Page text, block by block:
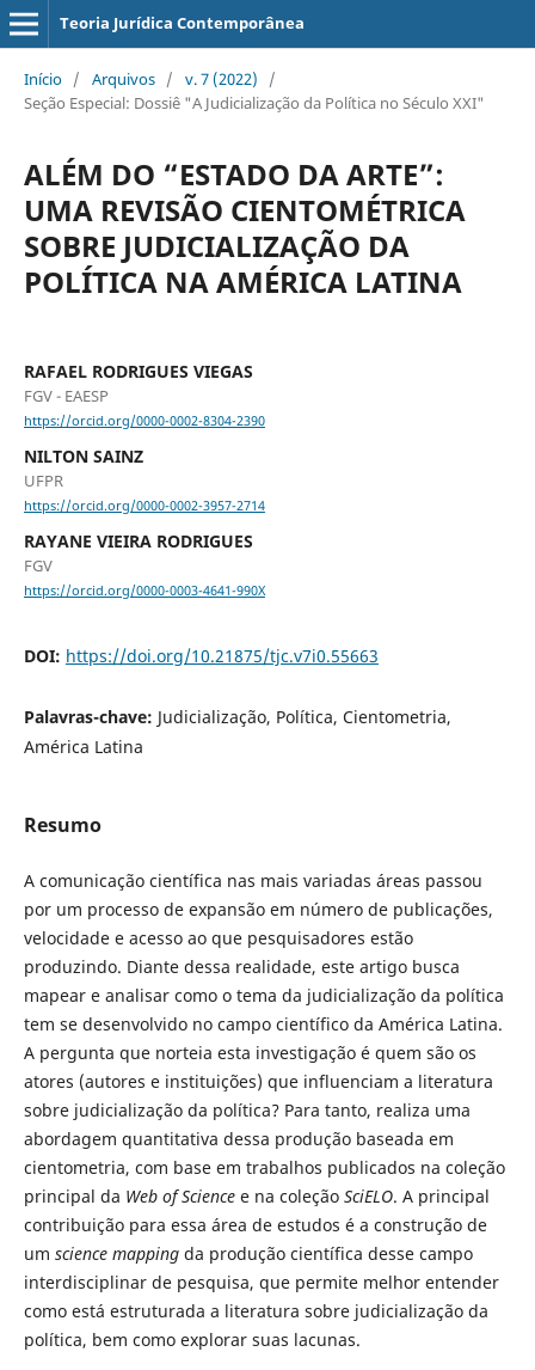
Teoria Jurídica Contemporânea
Início / Arquivos / v. 7 (2022)
/
Seção Especial: Dossiê "A Judicialização da Política no Século XXI"
ALÉM DO “ESTADO DA ARTE”:
UMA REVISÃO CIENTOMÉTRICA
SOBRE JUDICIALIZAÇÃO DA
POLÍTICA NA AMÉRICA LATINA
RAFAEL RODRIGUES VIEGAS
FGV - EAESP
https://orcid.org/0000-0002-8304-2390
NILTON SAINZ
UFPR
https://orcid.org/0000-0002-3957-2714
RAYANE VIEIRA RODRIGUES
FGV
https://orcid.org/0000-0003-4641-990X
DOI: https://doi.org/10.21875/tjc.v7i0.55663
Palavras-chave: Judicialização, Política, Cientometria,
América Latina
Resumo
A comunicação científica nas mais variadas áreas passou
por um processo de expansão em número de publicações,
velocidade e acesso ao que pesquisadores estão
produzindo. Diante dessa realidade, este artigo busca
mapear e analisar como o tema da judicialização da política
tem se desenvolvido no campo científico da América Latina.
A pergunta que norteia esta investigação é quem são os
atores (autores e instituições) que influenciam a literatura
sobre judicialização da política? Para tanto, realiza uma
abordagem quantitativa dessa produção baseada em
cientometria, com base em trabalhos publicados na coleção
principal da Web of Sciencee na coleção SciELO. A principal
contribuição para essa área de estudos é a construção de
um science mappingda produção científica desse campo
interdisciplinar de pesquisa, que permite melhor entender
como está estruturada a literatura sobre judicialização da
política, bem como explorar suas lacunas.